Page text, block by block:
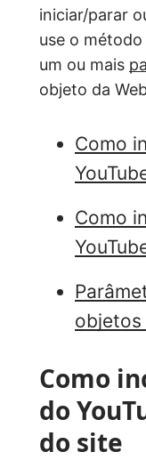
iniciar/parar
use o método
um ou mais
objeto da
Como
Como
objetos
Como
do
do site